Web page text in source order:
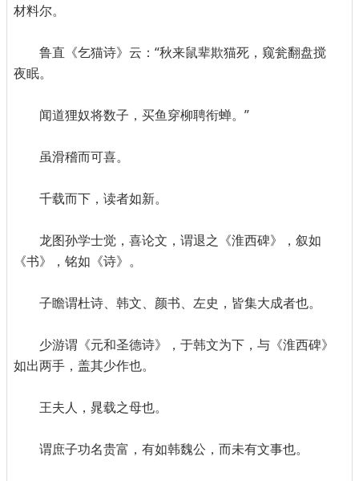
材料尔。
鲁直《乞猫诗》云：“秋来鼠辈欺猫死，窥瓮翻盘搅
夜眠。
闻道狸奴将数子，买鱼穿柳聘衔蝉。”
虽滑稽而可喜。
千载而下，读者如新。
龙图孙学士觉，喜论文，谓退之《淮西碑》，叙如
《书》，铭如《诗》。
子瞻谓杜诗、韩文、颜书、左史，皆集大成者也。
少游谓《元和圣德诗》，于韩文为下，与《淮西碑》
如出两手，盖其少作也。
王夫人，晁载之母也。
谓庶子功名贵富，有如韩魏公，而未有文事也。